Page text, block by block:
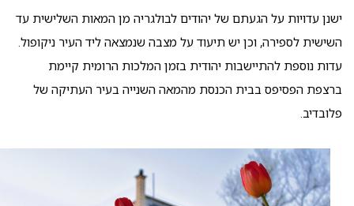
ישנן עדויות על הגעתם של יהודים לבולגריה מן המאות השלישית עד
השישית לספירה, וכן יש תיעוד על מצבה שנמצאה ליד העיר ניקופול.
עדות נוספת להתיישבות יהודית בזמן המלכות הרומית קיימת
ברצפת הפסיפס בבית הכנסת מהמאה השנייה בעיר העתיקה של
פלובדיב.